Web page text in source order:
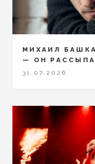
МИХАИЛ
— ОН
31.07.2026